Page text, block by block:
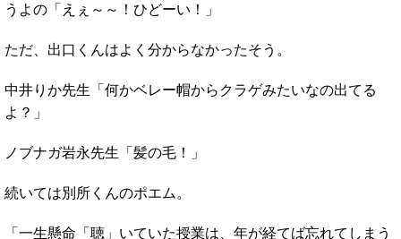
うよの「えぇ～～！ひどーい！」
ただ、出口くんはよく分からなかったそう。
中井りか先生「何かベレー帽からクラゲみたいなの出てる
よ？」
ノブナガ岩永先生「髪の毛！」
続いては別所くんのポエム。
「一生懸命「聴」いていた授業は、年が経てば忘れてしまう